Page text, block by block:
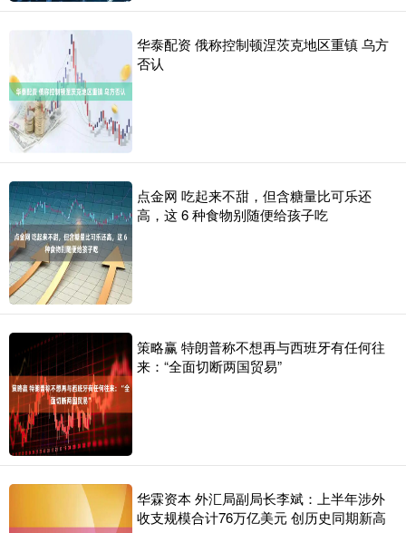
华泰配资 俄称控制顿涅茨克地区重镇 乌方
否认
点金网 吃起来不甜，但含糖量比可乐还
高，这 6 种食物别随便给孩子吃
策略赢 特朗普称不想再与西班牙有任何往
来：“全面切断两国贸易”
华霖资本 外汇局副局长李斌：上半年涉外
收支规模合计76万亿美元 创历史同期新高